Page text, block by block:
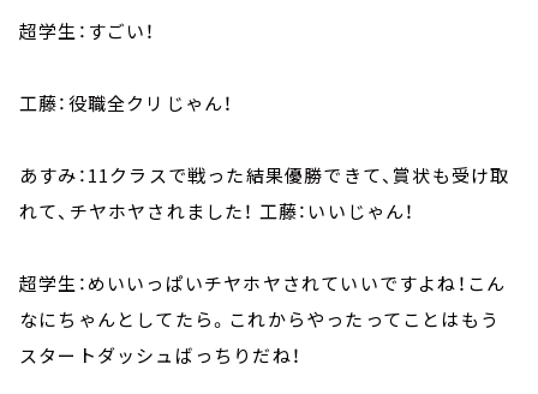
超学生：すごい！
工藤：役職全クリじゃん！
あすみ：11クラスで戦った結果優勝できて、賞状も受け取
れて、チヤホヤされました！ 工藤：いいじゃん！
超学生：めいいっぱいチヤホヤされていいですよね！こん
なにちゃんとしてたら。これからやったってことはもう
スタートダッシュばっちりだね！